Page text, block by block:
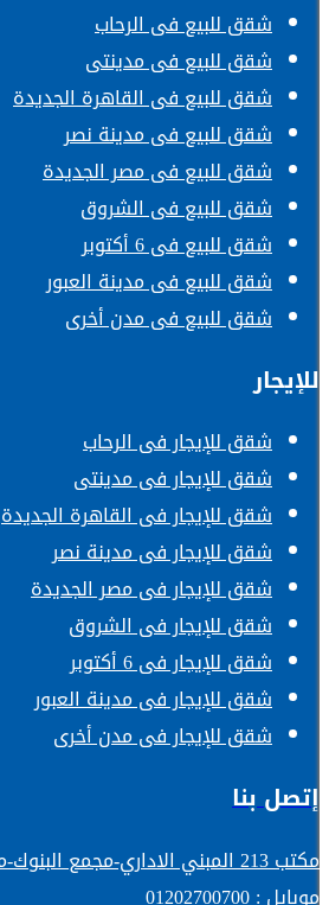
شقق للبيع فى الرحاب
شقق للبيع فى مدينتى
شقق للبيع فى القاهرة الجديدة
شقق للبيع فى مدينة نصر
شقق للبيع فى مصر الجديدة
شقق للبيع فى الشروق
شقق للبيع فى 6 أكتوبر
شقق للبيع فى مدينة العبور
شقق للبيع فى مدن أخرى
للإيجار
شقق للإيجار فى الرحاب
شقق للإيجار فى مدينتى
شقق للإيجار فى القاهرة الجديدة
شقق للإيجار فى مدينة نصر
شقق للإيجار فى مصر الجديدة
شقق للإيجار فى الشروق
شقق للإيجار فى 6 أكتوبر
شقق للإيجار فى مدينة العبور
شقق للإيجار فى مدن أخرى
إتصل بنا
مكتب 213 المبني الاداري-مجمع البنوك-مدينتي
موبايل : 01202700700